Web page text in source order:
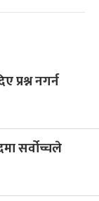
प्रश्न नगर्न
सर्वोच्चले